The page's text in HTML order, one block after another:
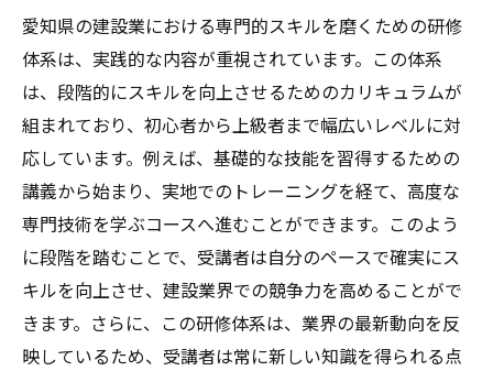
愛知県の建設業における専門的スキルを磨くための研修
体系は、実践的な内容が重視されています。この体系
は、段階的にスキルを向上させるためのカリキュラムが
組まれており、初心者から上級者まで幅広いレベルに対
応しています。例えば、基礎的な技能を習得するための
講義から始まり、実地でのトレーニングを経て、高度な
専門技術を学ぶコースへ進むことができます。このよう
に段階を踏むことで、受講者は自分のペースで確実にス
キルを向上させ、建設業界での競争力を高めることがで
きます。さらに、この研修体系は、業界の最新動向を反
映しているため、受講者は常に新しい知識を得られる点